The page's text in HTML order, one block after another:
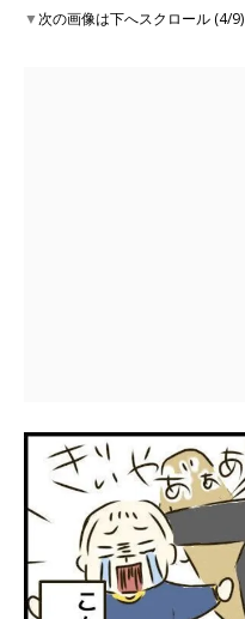
▼次の画像は下へスクロール (4/9)